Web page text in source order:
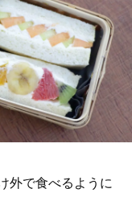
外で食べるように